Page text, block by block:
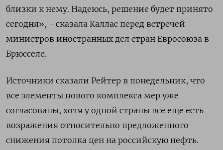
близки к нему. Надеюсь, решение будет принято
сегодня», - сказала Каллас перед встречей
министров иностранных дел стран Евросоюза в
Брюсселе.
Источники сказали Рейтер в понедельник, что
все элементы нового комплекса мер уже
согласованы, хотя у одной страны все еще есть
возражения относительно предложенного
снижения потолка цен на российскую нефть.